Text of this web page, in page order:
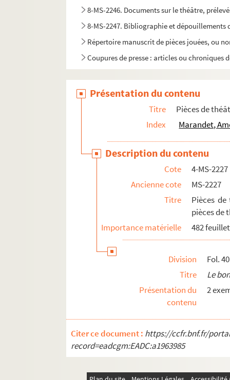
8-MS-2246. Documents sur le théâtre,
8-MS-2247. Bibliographie et
Répertoire manuscrit de pièces jouées, ou
Coupures de presse : articles ou
Présentation du contenu
Titre
Pièces de
Index
Marandet,
Description du contenu
Cote
4-MS-2227
Ancienne cote
MS-2227
Titre
Pièces
pièces de
Importance matérielle
482
Division
Fol.
Titre
Le
Présentation du
contenu
2
Citer ce document : https://ccfr.bnf.fr/
record=eadcgm:EADC:a1963985